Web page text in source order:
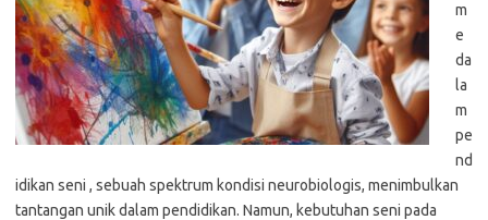
m
e
da
la
m
pe
nd
idikan seni , sebuah spektrum kondisi neurobiologis, menimbulkan
tantangan unik dalam pendidikan. Namun, kebutuhan seni pada